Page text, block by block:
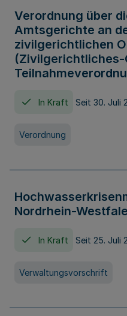
Verordnung über
Amtsgerichte an
zivilgerichtlichen
In Kraft Seit 30. Juli
Verordnung
Nordrhein-
In Kraft Seit 25. Juli
Verwaltungsvorschrift